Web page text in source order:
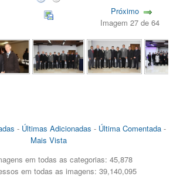
Próximo
Imagem 27 de 64
- Últimas Adicionadas - Última Comentada-
Mais Vista
em todas as categorias: 45,878
em todas as imagens: 39,140,095